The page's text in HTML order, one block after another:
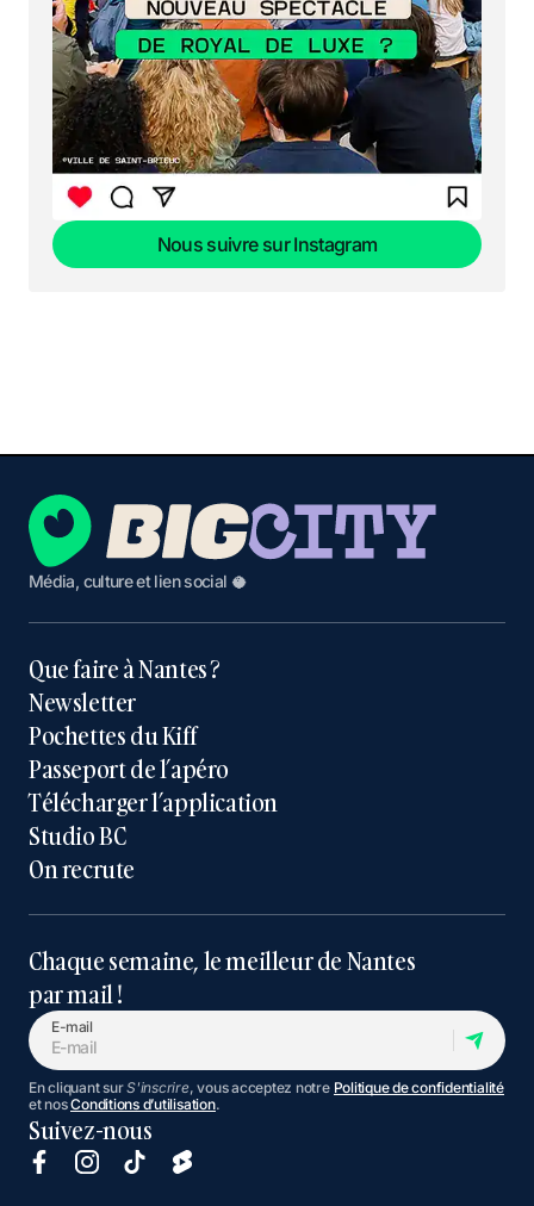
Nous suivre sur Instagram
Média, culture et lien social 🥥
Que faire à Nantes ?
Newsletter
Pochettes du Kiff
Passeport de l’apéro
Télécharger l’application
Studio BC
On recrute
Chaque semaine, le meilleur de Nantes
par mail !
E-mail
En cliquant surS'inscrire, vous acceptez notre Politique de confidentialité
et nosConditions d’utilisation.
Suivez-nous